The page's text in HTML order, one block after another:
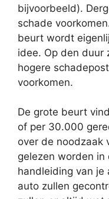
bijvoorbeeld).
schade
beurt wordt
idee. Op den duur
hogere
voorkomen.
De grote beurt
of per 30.000
over de noodzaak
gelezen worden in
handleiding van je
auto zullen